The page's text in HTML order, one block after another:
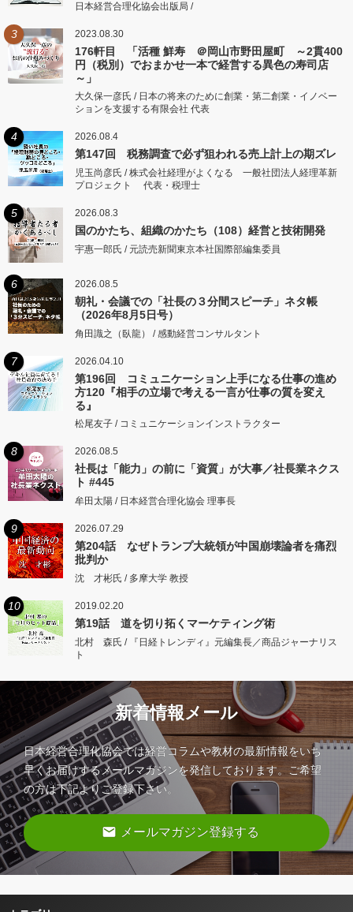
日本経営合理化協会出版局 /
3 2023.08.30
176軒目 「活種 鮮寿 ＠岡山市野田屋町 ～2貫400
円（税別）でおまかせ一本で経営する異色の寿司店
～」
大久保一彦氏 / 日本の将来のために創業・第二創業・イノベー
ションを支援する有限会社 代表
4 2026.08.4
第147回 税務調査で必ず狙われる売上計上の期ズレ
児玉尚彦氏 / 株式会社経理がよくなる 一般社団法人経理革新
プロジェクト 代表・税理士
5 2026.08.3
国のかたち、組織のかたち（108）経営と技術開発
宇惠一郎氏 / 元読売新聞東京本社国際部編集委員
6 2026.08.5
朝礼・会議での「社長の３分間スピーチ」ネタ帳
（2026年8月5日号）
角田識之（臥龍） / 感動経営コンサルタント
7 2026.04.10
第196回 コミュニケーション上手になる仕事の進め
方120『相手の立場で考える一言が仕事の質を変え
る』
松尾友子 / コミュニケーションインストラクター
8 2026.08.5
社長は「能力」の前に「資質」が大事／社長業ネクス
ト #445
牟田太陽 / 日本経営合理化協会 理事長
9 2026.07.29
第204話 なぜトランプ大統領が中国崩壊論者を痛烈
批判か
沈 才彬氏 / 多摩大学 教授
10 2019.02.20
第19話 道を切り拓くマーケティング術
北村 森氏 / 『日経トレンディ』元編集長／商品ジャーナリス
ト
新着情報メール
日本経営合理化協会では経営コラムや教材の最新情報をいち
早くお届けするメールマガジンを発信しております。ご希望
の方は下記よりご登録下さい。
email メールマガジン登録する